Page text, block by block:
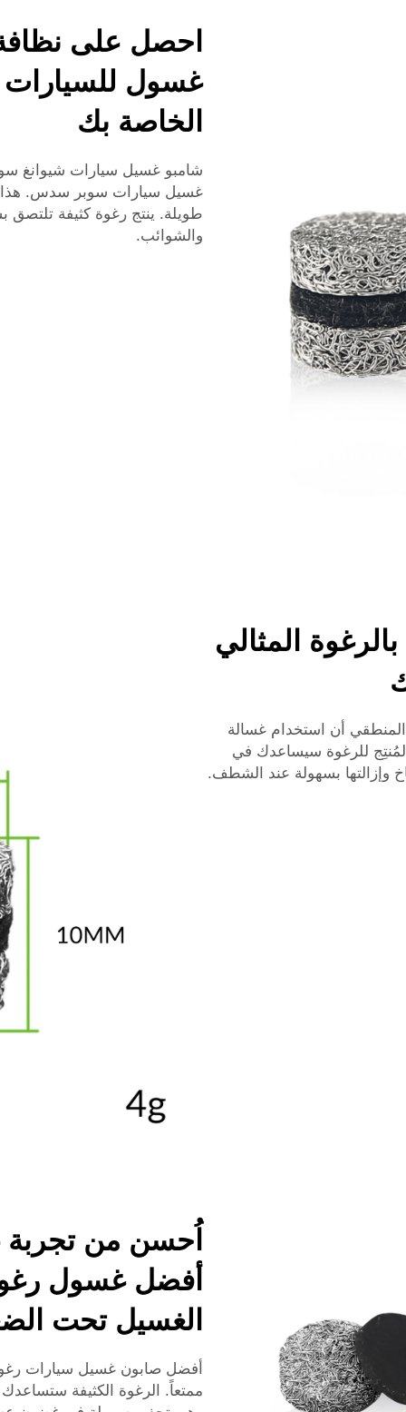
احصل على
غسول للسيارات
الخاصة بك
شامبو غسيل سيارات شيوانغ
غسيل سيارات سوبر سدس. هذا
طويلة. ينتج رغوة كثيفة
والشوائب.
المثالي
أن استخدام غسالة
للرغوة سيساعدك في
وإزالتها بسهولة عند الشطف.
اُحسن من
أفضل غسول
الغسيل تحت
أفضل صابون غسيل سيارات
ممتعاً. الرغوة الكثيفة